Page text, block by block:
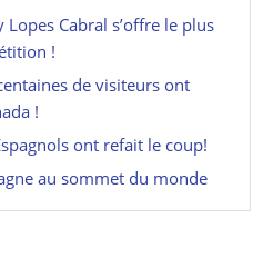
Cabral s’offre le plus
!
de visiteurs ont
!
ont refait le coup!
au sommet du monde